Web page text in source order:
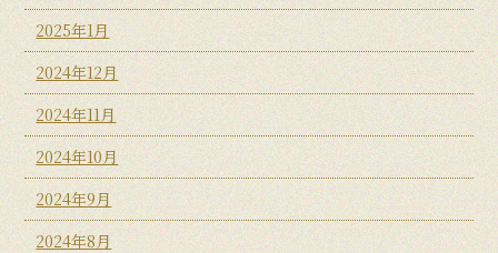
2025年1月
2024年12月
2024年11月
2024年10月
2024年9月
2024年8月